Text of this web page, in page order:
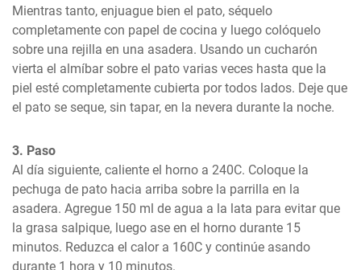
Mientras tanto, enjuague bien el pato, séquelo
completamente con papel de cocina y luego colóquelo
sobre una rejilla en una asadera. Usando un cucharón
vierta el almíbar sobre el pato varias veces hasta que la
piel esté completamente cubierta por todos lados. Deje que
el pato se seque, sin tapar, en la nevera durante la noche.
3. Paso
Al día siguiente, caliente el horno a 240C. Coloque la
pechuga de pato hacia arriba sobre la parrilla en la
asadera. Agregue 150 ml de agua a la lata para evitar que
la grasa salpique, luego ase en el horno durante 15
minutos. Reduzca el calor a 160C y continúe asando
durante 1 hora y 10 minutos.